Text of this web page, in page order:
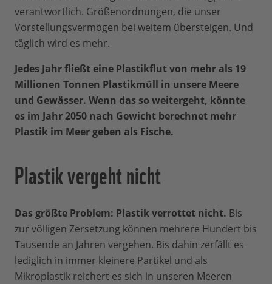
verantwortlich. Größenordnungen, die unser
Vorstellungsvermögen bei weitem übersteigen. Und
täglich wird es mehr.
Jedes Jahr fließt eine Plastikflut von mehr als 19
Millionen Tonnen Plastikmüll in unsere Meere
und Gewässer. Wenn das so weitergeht, könnte
es im Jahr 2050 nach Gewicht berechnet mehr
Plastik im Meer geben als Fische.
Plastik vergeht nicht
Das größte Problem: Plastik verrottet nicht. Bis
zur völligen Zersetzung können mehrere Hundert bis
Tausende an Jahren vergehen. Bis dahin zerfällt es
lediglich in immer kleinere Partikel und als
Mikroplastik reichert es sich in unseren Meeren